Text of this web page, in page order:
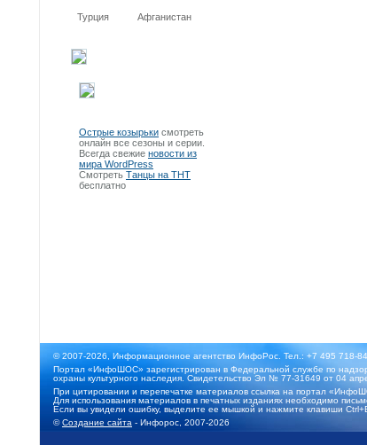
Турция Афганистан
Острые козырьки смотреть
онлайн все сезоны и серии.
Всегда свежие новости из
мира WordPress
Смотреть Танцы на ТНТ
бесплатно
© 2007-2026, Информационное агентство ИнфоРос. Тел.: +7 495 718-
Портал «ИнфоШОС» зарегистрирован в Федеральной службе по
охраны культурного наследия. Свидетельство Эл № 77-31649 от 04
При цитировании и перепечатке материалов ссылка на портал
Для использования материалов в печатных изданиях необходимо
Если вы увидели ошибку, выделите ее мышкой и нажмите клавиши
©Создание сайта - Инфорос, 2007-2026